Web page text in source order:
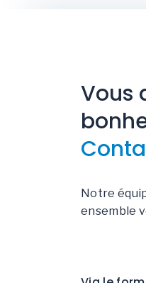
Vous
Notre
ensemble